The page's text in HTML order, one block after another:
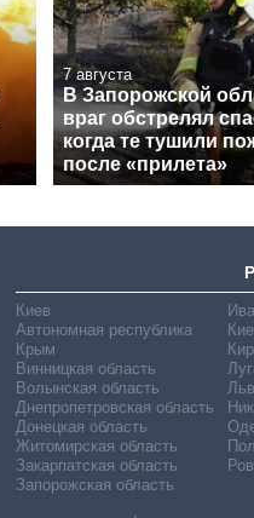
7 августа
В Запорожской
враг обстрелял
когда те тушили
после «прилета»
Киев
Автономная республика
Крым
Винницкая область
Волынская область
Днепропетровская область
Донецкая область
Житомирская область
Закарпатская область
Запорожская область